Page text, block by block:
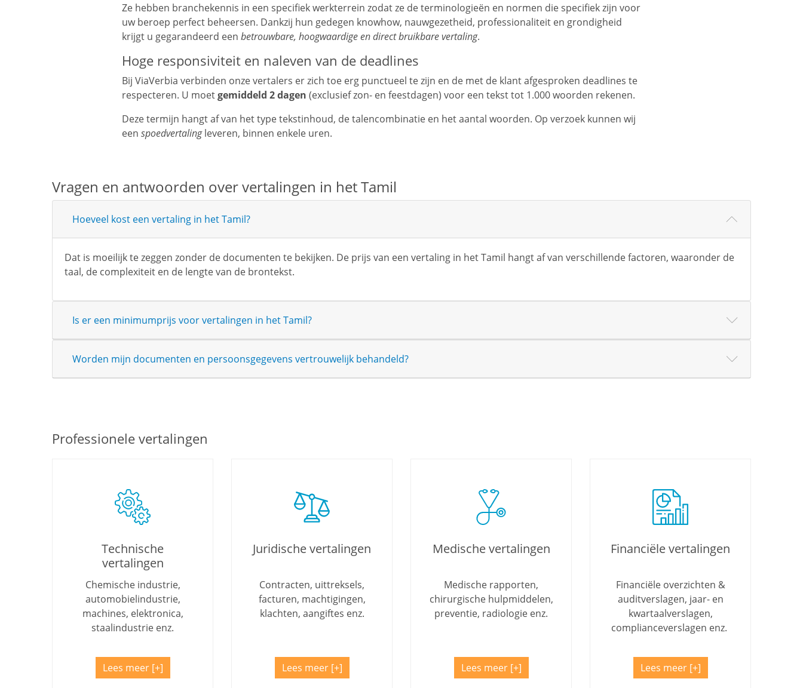
Ze hebben branchekennis in een specifiek werkterrein zodat ze de terminologieën en normen die specifiek zijn voor
uw beroep perfect beheersen. Dankzij hun gedegen knowhow, nauwgezetheid, professionaliteit en grondigheid
krijgt u gegarandeerd een betrouwbare, hoogwaardige en direct bruikbare vertaling.
Hoge responsiviteit en naleven van de deadlines
Bij ViaVerbia verbinden onze vertalers er zich toe erg punctueel te zijn en de met de klant afgesproken deadlines te
respecteren. U moetgemiddeld 2 dagen (exclusief zon- en feestdagen) voor een tekst tot 1.000 woorden rekenen.
Deze termijn hangt af van het type tekstinhoud, de talencombinatie en het aantal woorden. Op verzoek kunnen wij
een spoedvertalingleveren, binnen enkele uren.
Vragen en antwoorden over vertalingen in het Tamil
Hoeveel kost een vertaling in het Tamil?
Dat is moeilijk te zeggen zonder de documenten te bekijken. De prijs van een vertaling in het Tamil hangt af van verschillende factoren, waaronder de
taal, de complexiteit en de lengte van de brontekst.
Is er een minimumprijs voor vertalingen in het Tamil?
Worden mijn documenten en persoonsgegevens vertrouwelijk behandeld?
Professionele vertalingen
Technische
vertalingen
Chemische industrie,
automobielindustrie,
machines, elektronica,
staalindustrie enz.
Lees meer
Juridische vertalingen
Contracten, uittreksels,
facturen, machtigingen,
klachten, aangiftes enz.
Lees meer
Medische vertalingen
Medische rapporten,
chirurgische hulpmiddelen,
preventie, radiologie enz.
Lees meer
Financiële vertalingen
Financiële overzichten &
auditverslagen, jaar- en
kwartaalverslagen,
complianceverslagen enz.
Lees meer